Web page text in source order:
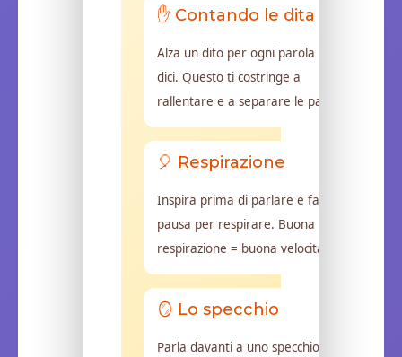
✋ Contando le dita
Alza un dito per ogni parola che
dici. Questo ti costringe a
rallentare e a separare le parole.
🎈 Respirazione
Inspira prima di parlare e fai una
pausa per respirare. Buona
respirazione = buona velocità.
🪞 Lo specchio
Parla davanti a uno specchio e